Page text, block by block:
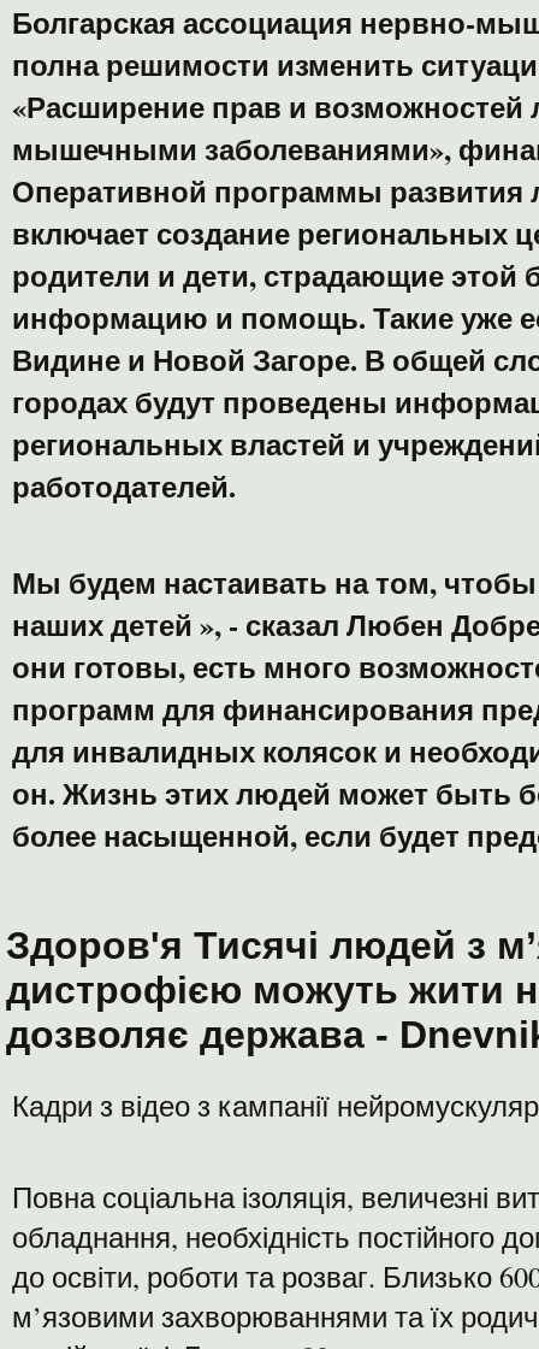
Болгарская ассоциация нервно-
полна решимости изменить
«Расширение прав и
мышечными заболеваниями»,
Оперативной программы развития
включает создание региональных
родители и дети, страдающие этой
информацию и помощь. Такие уже
Видине и Новой Загоре. В общей
городах будут проведены
региональных властей и
работодателей.
Мы будем настаивать на том,
наших детей », - сказал Любен
они готовы, есть много
программ для финансирования
для инвалидных колясок и
он. Жизнь этих людей может быть
более насыщенной, если будет
Здоров'я Тисячі людей з
дистрофією можуть жити
дозволяє держава -
Кадри з відео з кампанії
Повна соціальна ізоляція, величезні
обладнання, необхідність постійного
до освіти, роботи та розваг. Близько
м’язовими захворюваннями та їх